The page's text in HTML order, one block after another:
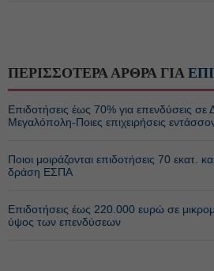
ΠΕΡΙΣΣΟΤΕΡΑ ΑΡΘΡΑ ΓΙΑ
Επιδοτήσεις έως 70% για επενδύσεις σε
Μεγαλόπολη-Ποιες επιχειρήσεις
Ποιοι μοιράζονται επιδοτήσεις 70 εκατ.
δράση ΕΣΠΑ
Επιδοτήσεις έως 220.000 ευρώ σε
ύψος των επενδύσεων